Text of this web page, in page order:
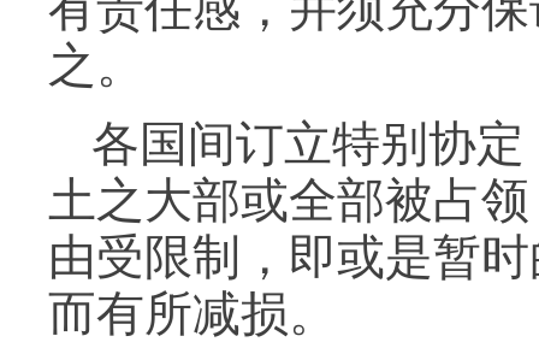
之。
各国间订立特别协
土之大部或全部被占
由受限制，即或是暂
而有所减损。